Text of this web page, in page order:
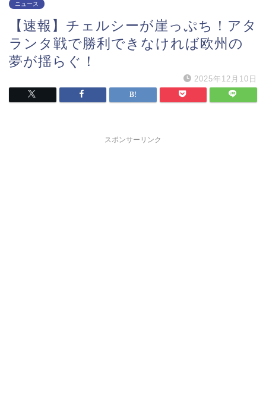
ニュース
【速報】チェルシーが崖っぷち！アタ
ランタ戦で勝利できなければ欧州の
夢が揺らぐ！
2025年12月10日
スポンサーリンク